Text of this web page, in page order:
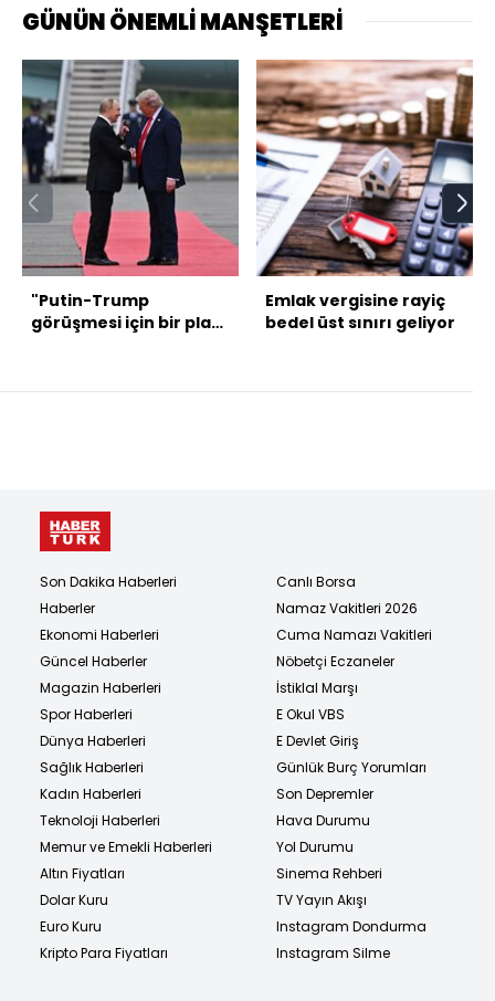
GÜNÜN ÖNEMLİ MANŞETLERİ
"Putin-Trump
görüşmesi için bir plan
Emlak vergisine rayiç
bedel üst sınırı geliyor
Son Dakika Haberleri
Haberler
Ekonomi Haberleri
Güncel Haberler
Magazin Haberleri
Spor Haberleri
Dünya Haberleri
Sağlık Haberleri
Kadın Haberleri
Teknoloji Haberleri
Memur ve Emekli Haberleri
Altın Fiyatları
Dolar Kuru
Euro Kuru
Kripto Para Fiyatları
Canlı Borsa
Namaz Vakitleri 2026
Cuma Namazı Vakitleri
Nöbetçi Eczaneler
İstiklal Marşı
E Okul VBS
E Devlet Giriş
Günlük Burç Yorumları
Son Depremler
Hava Durumu
Yol Durumu
Sinema Rehberi
TV Yayın Akışı
Instagram Dondurma
Instagram Silme